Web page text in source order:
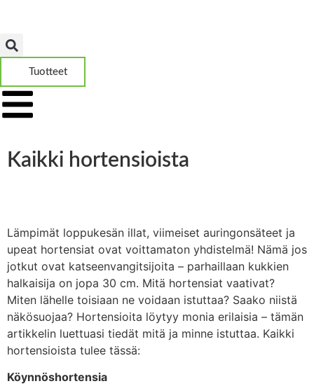
Tuotteet
Kaikki hortensioista
Lämpimät loppukesän illat, viimeiset auringonsäteet ja
upeat hortensiat ovat voittamaton yhdistelmä! Nämä jos
jotkut ovat katseenvangitsijoita – parhaillaan kukkien
halkaisija on jopa 30 cm. Mitä hortensiat vaativat?
Miten lähelle toisiaan ne voidaan istuttaa? Saako niistä
näkösuojaa? Hortensioita löytyy monia erilaisia – tämän
artikkelin luettuasi tiedät mitä ja minne istuttaa. Kaikki
hortensioista tulee tässä:
Köynnöshortensia